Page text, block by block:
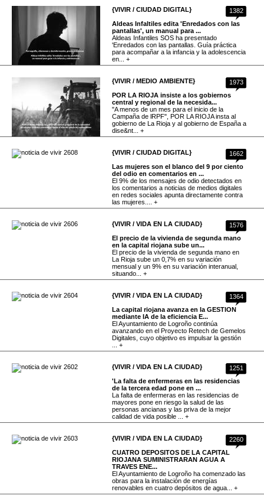
1382
{VIVIR / CIUDAD DIGITAL}
Aldeas Infaltiles edita 'Enredados con las
pantallas', un manual para ...
Aldeas Infantiles SOS ha presentado
'Enredados con las pantallas. Guía práctica
para acompañar a la infancia y la adolescencia
en... +
1973
{VIVIR / MEDIO AMBIENTE}
POR LA RIOJA insiste a los gobiernos
central y regional de la necesida...
"A menos de un mes para el inicio de la
Campaña de lRPF", POR LA RIOJA insta al
gobierno de La Rioja y al gobierno de España a
dise&nt... +
1662
{VIVIR / CIUDAD DIGITAL}
Las mujeres son el blanco del 9 por ciento
del odio en comentarios en ...
El 9% de los mensajes de odio detectados en
los comentarios a noticias de medios digitales
en redes sociales apunta directamente contra
las mujeres.... +
1576
{VIVIR / VIDA EN LA CIUDAD}
El precio de la vivienda de segunda mano
en la capital riojana sube un...
El precio de la vivienda de segunda mano en
La Rioja sube un 0,7% en su variación
mensual y un 9% en su variación interanual,
situando... +
1364
{VIVIR / VIDA EN LA CIUDAD}
La capital riojana avanza en la GESTION
mediante IA de la eficiencia E...
El Ayuntamiento de Logroño continúa
avanzando en el Proyecto Retech de Gemelos
Digitales, cuyo objetivo es impulsar la gestión
... +
1251
{VIVIR / VIDA EN LA CIUDAD}
'La falta de enfermeras en las residencias
de la tercera edad pone en ...
La falta de enfermeras en las residencias de
mayores pone en riesgo la salud de las
personas ancianas y las priva de la mejor
calidad de vida posible ... +
2260
{VIVIR / VIDA EN LA CIUDAD}
CUATRO DEPOSITOS DE LA CAPITAL
RIOJANA SUMINISTRARAN AGUA A
TRAVES ENE...
El Ayuntamiento de Logroño ha comenzado las
obras para la instalación de energías
renovables en cuatro depósitos de agua... +